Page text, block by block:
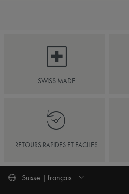
SWISS MADE
RETOURS RAPIDES ET FACILES
Suisse | français